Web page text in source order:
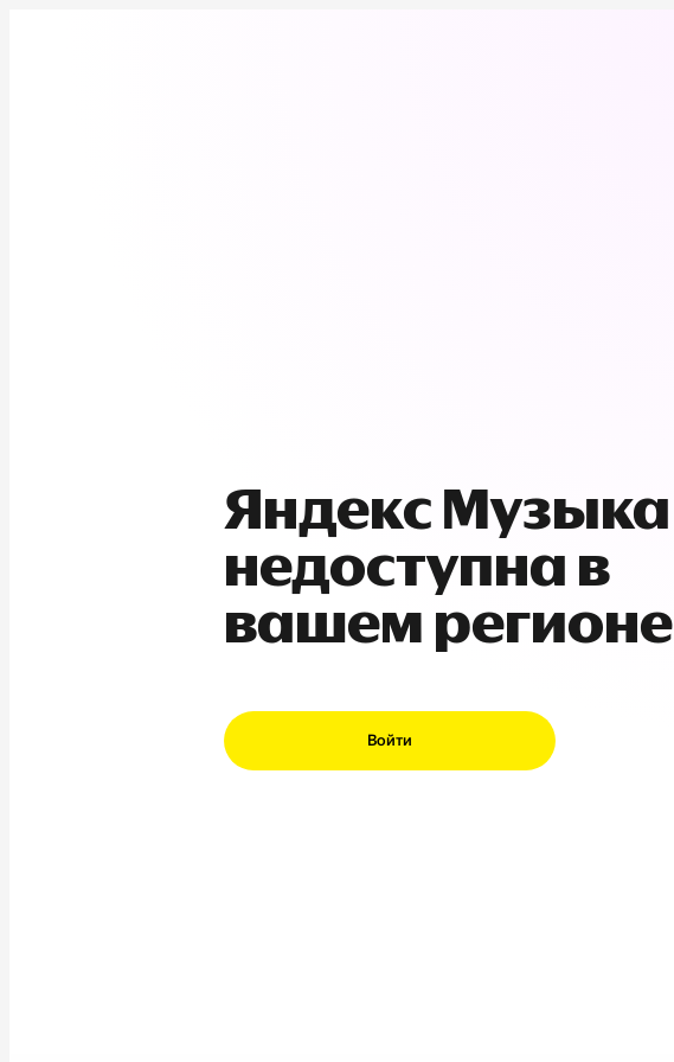
Яндекс Музыка
недоступна в
вашем регионе
Войти